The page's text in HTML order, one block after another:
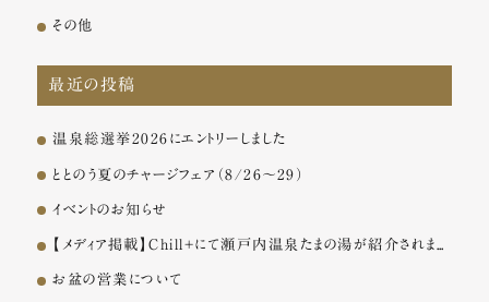
その他
最近の投稿
温泉総選挙2026にエントリーしました
ととのう夏のチャージフェア（8/26～29）
イベントのお知らせ
【メディア掲載】Chill+にて瀬戸内温泉たまの湯が紹介されました
お盆の営業について